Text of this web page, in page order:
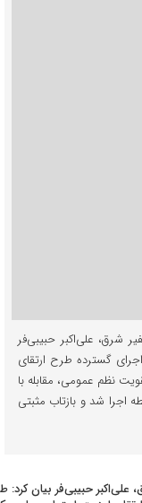
شرق، علی‌اکبر حبیبی‌فر
گسترده طرح ارتقای
نظم عمومی، مقابله با
اجرا شد و بازتاب مثبتی
علی‌اکبر حبیبی‌فر بیان کرد: